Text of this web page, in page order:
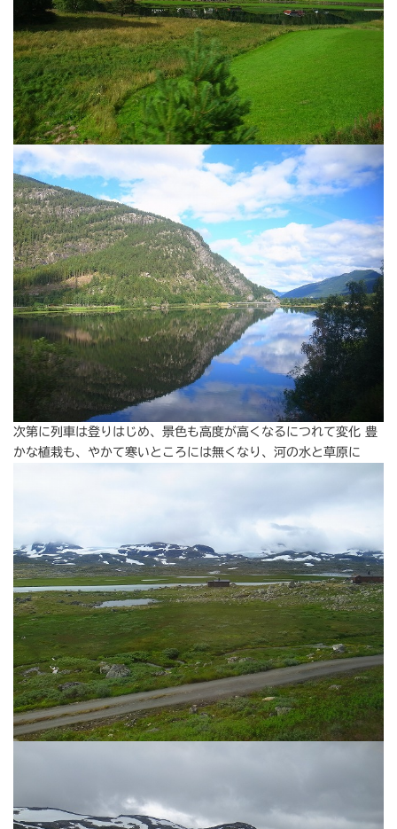
次第に列車は登りはじめ、景色も高度が高くなるにつれて変化 豊
かな植栽も、やかて寒いところには無くなり、河の水と草原に